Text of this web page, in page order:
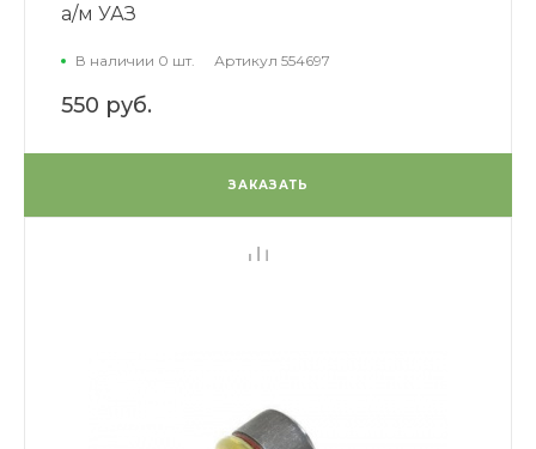
а/м УАЗ
В наличии 0 шт. Артикул 554697
550 руб.
ЗАКАЗАТЬ